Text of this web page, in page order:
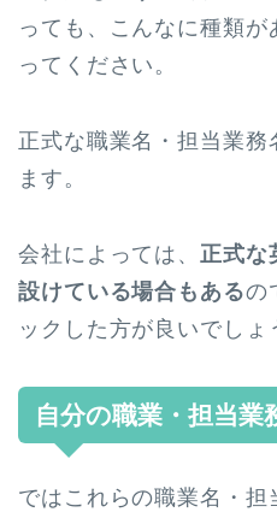
っても、こんなに種類
ってください。
正式な職業名・担当業務
ます。
会社によっては、 正式な
設けている場合もあるの
ックした方が良いでしょ
自分の職業・担当業
ではこれらの職業名・担